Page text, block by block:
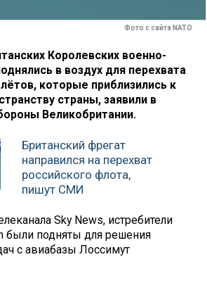
Фото с сайта NATO
Королевских военно-
в воздух для перехвата
которые приблизились к
страны, заявили в
Великобритании.
Британский фрегат
направился на перехват
российского флота,
пишут СМИ
Sky News, истребители
были подняты для решения
с авиабазы Лоссимут